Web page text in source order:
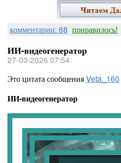
комментарии: 68 понравилось!
ИИ-видеогенератор
27-03-2026 07:54
Это цитата сообщенияVeta_160
ИИ-видеогенератор